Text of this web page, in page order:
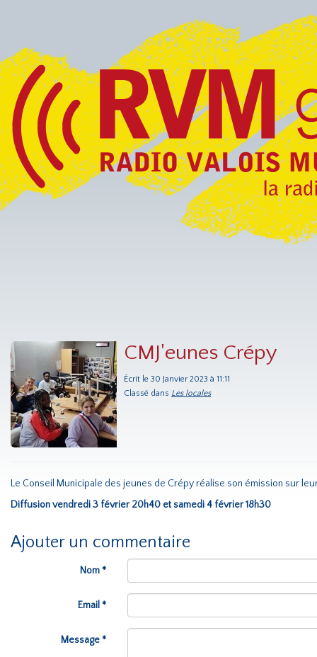
CMJ'eunes Crépy
Écrit le 30 Janvier 2023 à 11:11
Classé dans Les locales
Le Conseil Municipale des jeunes de Crépy réalise son émission sur
Diffusion vendredi 3 février 20h40 et samedi 4 février 18h30
Ajouter un commentaire
Nom *
Email *
Message *